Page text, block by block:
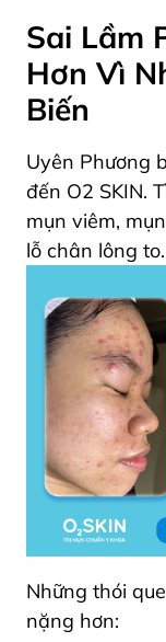
Sai Lầm
Hơn Vì
Biến
Uyên Phương
đến O2 SKIN.
mụn viêm,
lỗ chân lông to.
Những thói
nặng hơn: